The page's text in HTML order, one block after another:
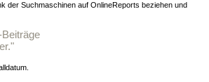
der Suchmaschinen auf OnlineReports beziehen und